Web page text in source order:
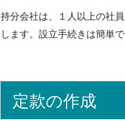
持分会社は、１人以上の社
します。設立手続きは簡単
定款の作成